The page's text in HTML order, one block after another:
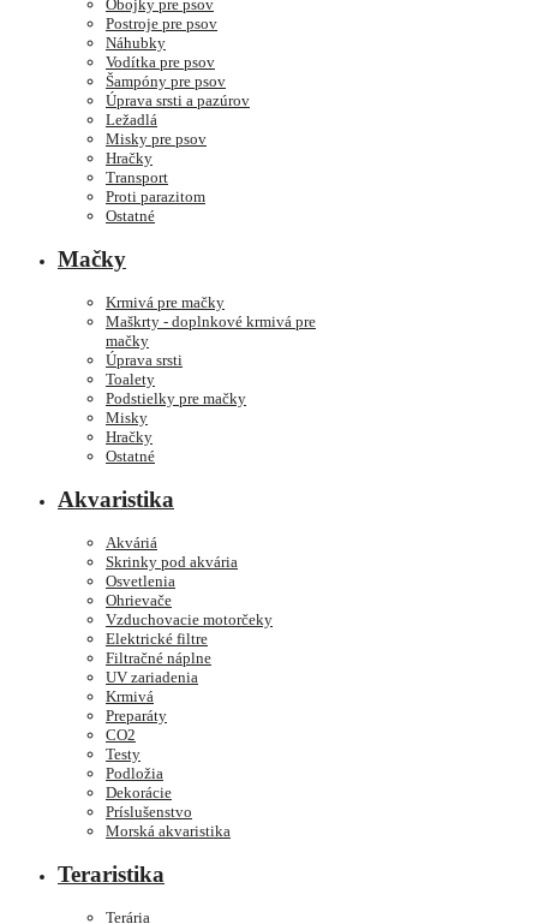
Obojky pre psov
Postroje pre psov
Náhubky
Vodítka pre psov
Šampóny pre psov
Úprava srsti a pazúrov
Ležadlá
Misky pre psov
Hračky
Transport
Proti parazitom
Ostatné
Mačky
Krmivá pre mačky
Maškrty - doplnkové krmivá pre
mačky
Úprava srsti
Toalety
Podstielky pre mačky
Misky
Hračky
Ostatné
Akvaristika
Akváriá
Skrinky pod akvária
Osvetlenia
Ohrievače
Vzduchovacie motorčeky
Elektrické filtre
Filtračné náplne
UV zariadenia
Krmivá
Preparáty
CO2
Testy
Podložia
Dekorácie
Príslušenstvo
Morská akvaristika
Teraristika
Terária